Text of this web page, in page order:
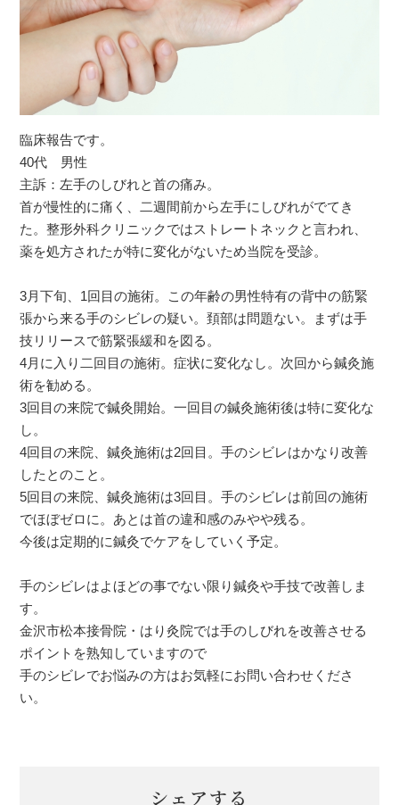
臨床報告です。
40代 男性
主訴：左手のしびれと首の痛み。
首が慢性的に痛く、二週間前から左手にしびれがでてき
た。整形外科クリニックではストレートネックと言われ、
薬を処方されたが特に変化がないため当院を受診。
3月下旬、1回目の施術。この年齢の男性特有の背中の筋緊
張から来る手のシビレの疑い。頚部は問題ない。まずは手
技リリースで筋緊張緩和を図る。
4月に入り二回目の施術。症状に変化なし。次回から鍼灸施
術を勧める。
3回目の来院で鍼灸開始。一回目の鍼灸施術後は特に変化な
し。
4回目の来院、鍼灸施術は2回目。手のシビレはかなり改善
したとのこと。
5回目の来院、鍼灸施術は3回目。手のシビレは前回の施術
でほぼゼロに。あとは首の違和感のみやや残る。
今後は定期的に鍼灸でケアをしていく予定。
手のシビレはよほどの事でない限り鍼灸や手技で改善しま
す。
金沢市松本接骨院・はり灸院では手のしびれを改善させる
ポイントを熟知していますので
手のシビレでお悩みの方はお気軽にお問い合わせくださ
い。
シェアする